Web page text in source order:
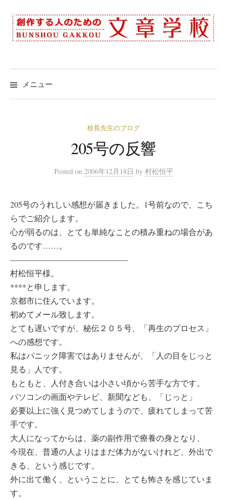
ン
テ
ス
キ
メニュー
校長先生のブログ
205号の反響
Posted on 2006年12月18日 by 村松恒平
205号のうれしい感想が届きました。1号前なので、こち
らでご紹介します。
心が弱るのは、とても単純なことの積み重ねの場合があ
るのです……。
——————————————–
村松恒平様。
****と申します。
京都市に住んでいます。
初めてメール致します。
とても遅いですが、秘伝２０５号、「再生のプロセス」
への感想です。
私はパニック障害ではありませんが、「人の目をじっと
見る」人です。
もともと、人付き合いは小さい頃から苦手な方です。
パソコンの画面やテレビ、新聞なども、「じっと」
必要以上に強く見つめてしまうので、疲れてしまって苦
手です。
大人になってからは、薬の副作用で療養の身となり、
今現在、普通の人よりはまだ体力がないけれど、外出で
きる、という感じです。
外に出て働く、ということに、とても怖さを感じていま
す。